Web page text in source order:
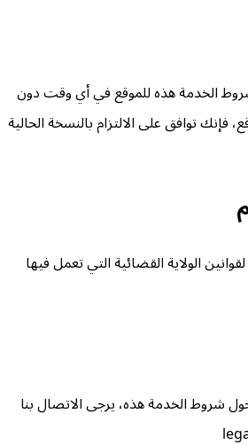
الخدمة هذه للموقع في أي وقت دون
فإنك توافق على الالتزام بالنسخة الحالية
الولاية القضائية التي تعمل فيها
شروط الخدمة هذه، يرجى الاتصال بنا